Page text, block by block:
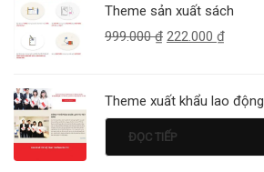
Theme sản xuất sách
999.000₫ 222.000 ₫
Theme xuất khẩu lao động
ĐỌC TIẾP